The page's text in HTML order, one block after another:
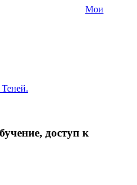
Мои
доступ к